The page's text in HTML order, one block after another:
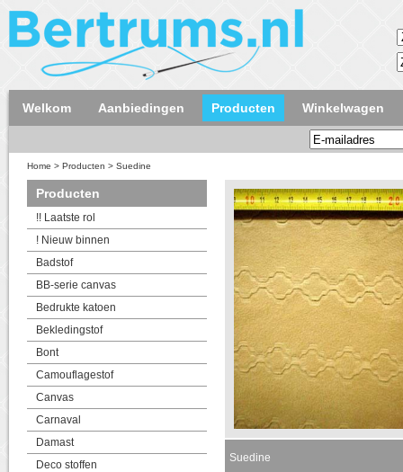
Welkom Aanbiedingen Producten Winkelwagen
Home > Producten > Suedine
Producten
!! Laatste rol
! Nieuw binnen
Badstof
BB-serie canvas
Bedrukte katoen
Bekledingstof
Bont
Camouflagestof
Canvas
Carnaval
Damast
Deco stoffen
Suedine